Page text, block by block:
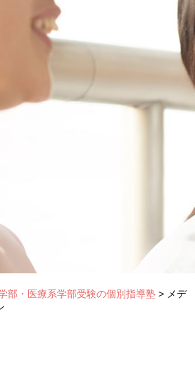
部・医療系学部受験の個別指導塾 > メデ